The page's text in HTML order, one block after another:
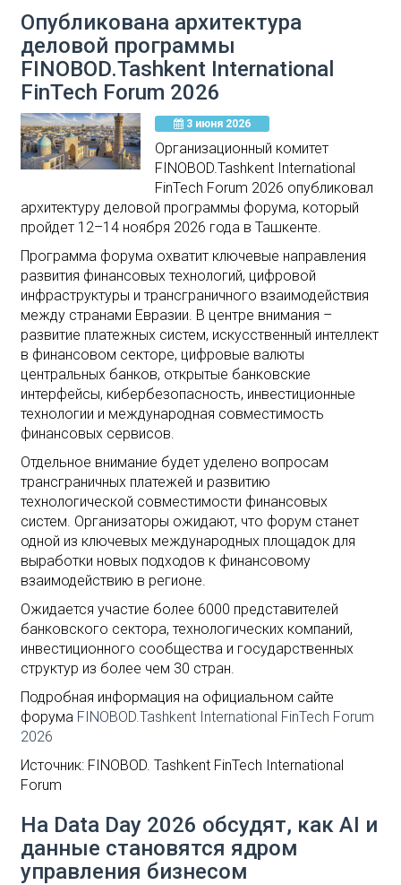
Опубликована архитектура
деловой программы
FINOBOD.Tashkent International
FinTech Forum 2026
3 июня 2026
Организационный комитет
FINOBOD.Tashkent International
FinTech Forum 2026 опубликовал
архитектуру деловой программы форума, который
пройдет 12–14 ноября 2026 года в Ташкенте.
Программа форума охватит ключевые направления
развития финансовых технологий, цифровой
инфраструктуры и трансграничного взаимодействия
между странами Евразии. В центре внимания –
развитие платежных систем, искусственный интеллект
в финансовом секторе, цифровые валюты
центральных банков, открытые банковские
интерфейсы, кибербезопасность, инвестиционные
технологии и международная совместимость
финансовых сервисов.
Отдельное внимание будет уделено вопросам
трансграничных платежей и развитию
технологической совместимости финансовых
систем. Организаторы ожидают, что форум станет
одной из ключевых международных площадок для
выработки новых подходов к финансовому
взаимодействию в регионе.
Ожидается участие более 6000 представителей
банковского сектора, технологических компаний,
инвестиционного сообщества и государственных
структур из более чем 30 стран.
Подробная информация на официальном сайте
форума FINOBOD.Tashkent International FinTech Forum
2026
Источник: FINOBOD. Tashkent FinTech International
Forum
На Data Day 2026 обсудят, как AI и
данные становятся ядром
управления бизнесом